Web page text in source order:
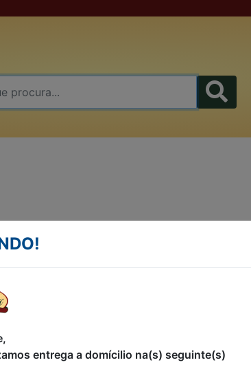
COLONIAL
COLONIAL COSTENARO KG
entrega a domícilio na(s) seguinte(s)